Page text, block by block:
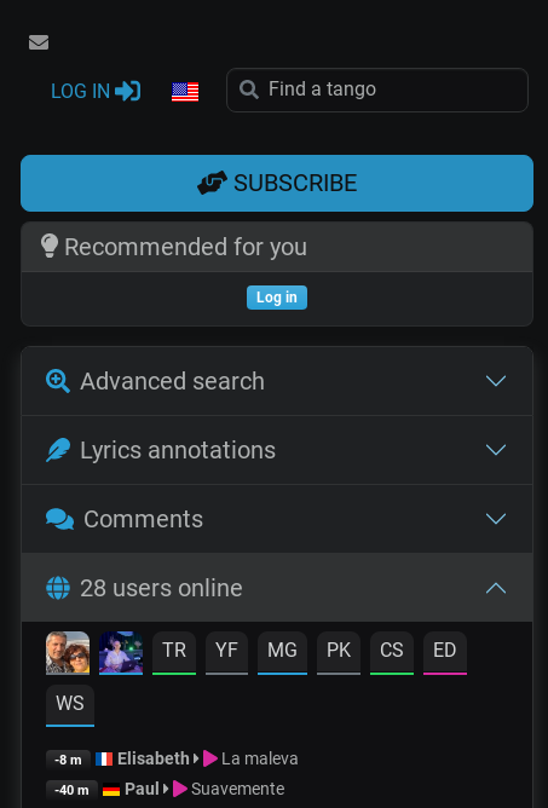
LOG IN
SUBSCRIBE
Recommended for you
Log in
Advanced search
Lyrics annotations
Comments
28 users online
TR YF MG PK CS ED
WS
-8 m Elisabeth La maleva
-40 m Paul Suavemente